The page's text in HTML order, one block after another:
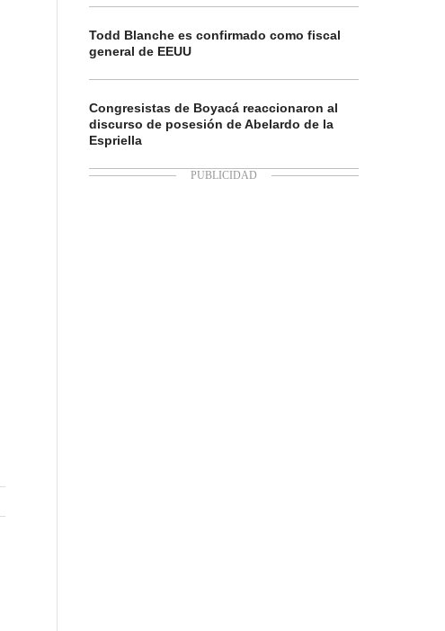
Todd Blanche es confirmado como fiscal
general de EEUU
Congresistas de Boyacá reaccionaron al
discurso de posesión de Abelardo de la
Espriella